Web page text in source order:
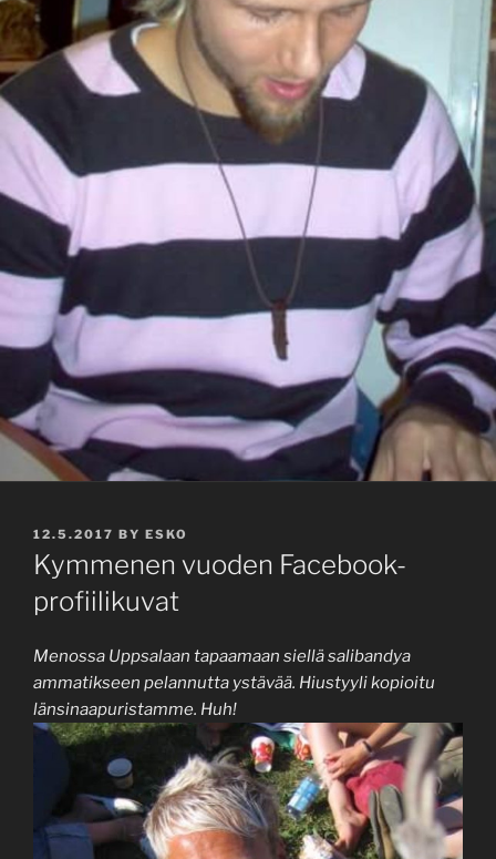
POSTED
ON
12.5.2017 BY ESKO
Kymmenen vuoden Facebook-
profiilikuvat
Menossa Uppsalaan tapaamaan siellä salibandya
ammatikseen pelannutta ystävää. Hiustyyli kopioitu
länsinaapuristamme. Huh!